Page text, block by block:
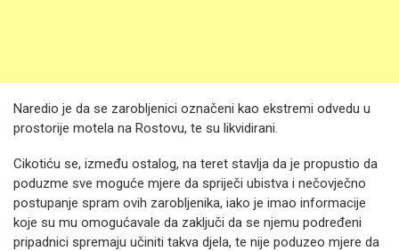
Naredio je da se zarobljenici označeni kao ekstremi odvedu u
prostorije motela na Rostovu, te su likvidirani.
Cikotiću se, između ostalog, na teret stavlja da je propustio da
poduzme sve moguće mjere da spriječi ubistva i nečovječno
postupanje spram ovih zarobljenika, iako je imao informacije
koje su mu omogućavale da zaključi da se njemu podređeni
pripadnici spremaju učiniti takva djela, te nije poduzeo mjere da